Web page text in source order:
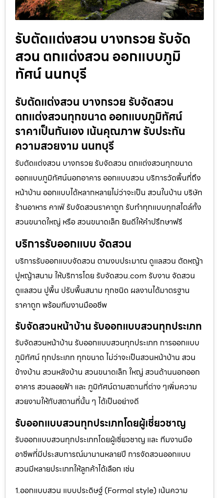
รับตัดแต่งสวน บางกรวย รับจัด
สวน ตกแต่งสวน ออกแบบภูมิ
ทัศน์ นนทบุรี
รับตัดแต่งสวน บางกรวย รับจัดสวน
ตกแต่งสวนทุกขนาด ออกแบบภูมิทัศน์
ราคาเป็นกันเอง เน้นคุณภาพ รับประกัน
ความสวยงาม นนทบุรี
รับตัดแต่งสวน บางกรวย รับจัดสวน ตกแต่งสวนทุกขนาด
ออกแบบภูมิทัศน์นอกอาคาร ออกแบบสวน บริการวัดพื้นที่ถึง
หน้าบ้าน ออกแบบได้หลากหลายไม่ว่าจะเป็น สวนในบ้าน บริษัท
ร้านอาหาร คาเฟ่ รับจัดสวนราคาถูก รับทำทุกแบบทุกสไตล์ทั้ง
สวนขนาดใหญ่ หรือ สวนขนาดเล็ก ยินดีให้คำปรึกษาฟรี
บริการรับออกแบบ จัดสวน
บริการรับออกแบบจัดสวน ตามงบประมาณ ดูเเลสวน ตัดหญ้า
ปูหญ้าสนาม ให้บริการโดย รับจัดสวน.com รับงาน จัดสวน
ดูแลสวน ปูพื้น ปรับพื้นสนาม ทุกชนิด ผลงานได้มาตรฐาน
ราคาถูก พร้อมทีมงานมืออชีพ
รับจัดสวนหน้าบ้าน รับออกแบบสวนทุกประเภท
รับจัดสวนหน้าบ้าน รับออกแบบสวนทุกประเภท การออกแบบ
ภูมิทัศน์ ทุกประเภท ทุกขนาด ไม่ว่าจะเป็นสวนหน้าบ้าน สวน
ข้างบ้าน สวนหลังบ้าน สวนขนาดเล็ก ใหญ่ สวนด้านนอกออก
อาคาร สวนลอยฟ้า และ ภูมิทัศน์ตามสถานที่ต่าง ๆเพิ่มความ
สวยงามให้กับสถานที่นั้น ๆ ได้เป็นอย่างดี
รับออกแบบสวนทุกประเภทโดยผู้เชี่ยวชาญ
รับออกแบบสวนทุกประเภทโดยผู้เชี่ยวชาญ และ ทีมงานมือ
อาชีพที่มีประสบการณ์มานานหลายปี การจัดสวนออกแบบ
สวนมีหลายประเภทให้ลูกค้าได้เลือก เช่น
1.ออกแบบสวน แบบประดิษฐ์ (Formal style) เน้นความ